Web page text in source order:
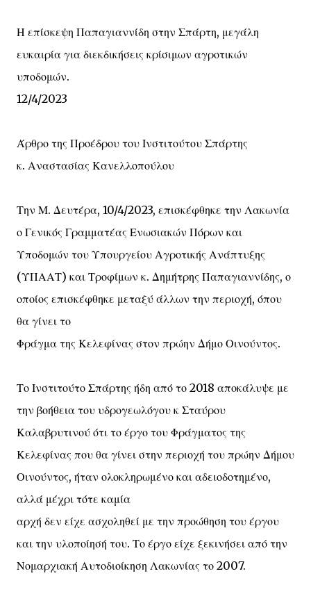
Η επίσκεψη Παπαγιαννίδη στην Σπάρτη, μεγάλη
ευκαιρία για διεκδικήσεις κρίσιμων αγροτικών
υποδομών.
12/4/2023
Άρθρο της Προέδρου του Ινστιτούτου Σπάρτης
κ. Αναστασίας Κανελλοπούλου
Την Μ. Δευτέρα, 10/4/2023, επισκέφθηκε την Λακωνία
ο Γενικός Γραμματέας Ενωσιακών Πόρων και
Υποδομών του Υπουργείου Αγροτικής Ανάπτυξης
(ΥΠΑΑΤ) και Τροφίμων κ. Δημήτρης Παπαγιαννίδης, ο
οποίος επισκέφθηκε μεταξύ άλλων την περιοχή, όπου
θα γίνει το
Φράγμα της Κελεφίνας στον πρώην Δήμο Οινούντος.
Το Ινστιτούτο Σπάρτης ήδη από το 2018 αποκάλυψε με
την βοήθεια του υδρογεωλόγου κ Σταύρου
Καλαβρυτινού ότι το έργο του Φράγματος της
Κελεφίνας που θα γίνει στην περιοχή του πρώην Δήμου
Οινούντος, ήταν ολοκληρωμένο και αδειοδοτημένο,
αλλά μέχρι τότε καμία
αρχή δεν είχε ασχοληθεί με την προώθηση του έργου
και την υλοποίησή του. Το έργο είχε ξεκινήσει από την
Νομαρχιακή Αυτοδιοίκηση Λακωνίας το 2007.